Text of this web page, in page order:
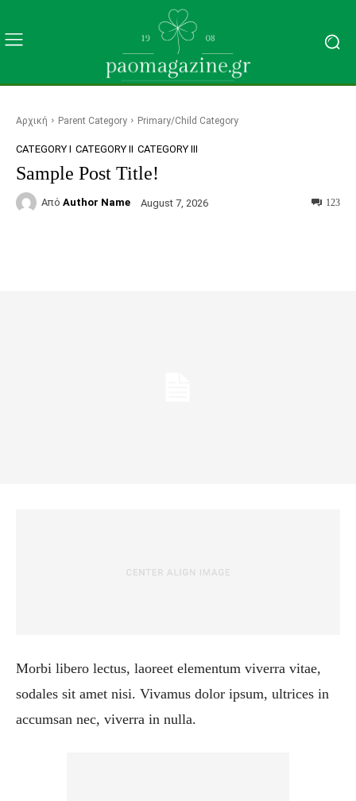
Αρχική Parent Category Primary/Child Category
CATEGORY I CATEGORY II CATEGORY III
Sample Post Title!
Από Author Name August 7, 2026 123
Morbi libero lectus, laoreet elementum viverra vitae,
sodales sit amet nisi. Vivamus dolor ipsum, ultrices in
accumsan nec, viverra in nulla.